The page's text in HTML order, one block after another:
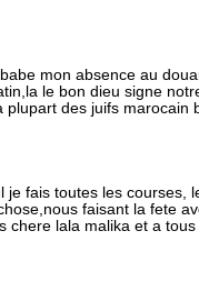
mon absence au
le bon dieu signe
des juifs marocain
fais toutes les courses,
faisant la fete
lala malika et a